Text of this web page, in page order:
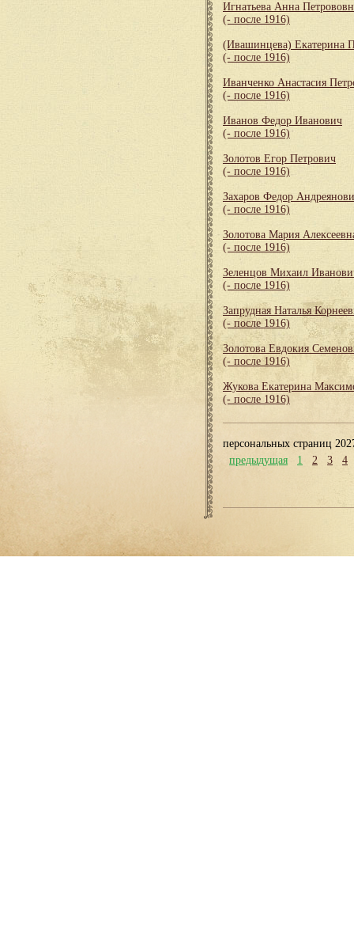
Игнатьева Анна
(- после 1916)
(Ивашинцева) Екатерина
(- после 1916)
Иванченко Анастасия
(- после 1916)
Иванов Федор Иванович
(- после 1916)
Золотов Егор Петрович
(- после 1916)
Захаров Федор
(- после 1916)
Золотова Мария
(- после 1916)
Зеленцов Михаил
(- после 1916)
Запрудная Наталья
(- после 1916)
Золотова Евдокия
(- после 1916)
Жукова Екатерина
(- после 1916)
персональных страниц
предыдущая
1 2 3 4